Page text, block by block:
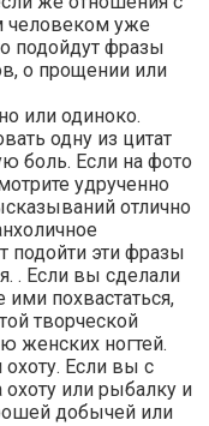
уже
подойдут фразы
о прощении или
или одиноко.
одну из цитат
боль. Если на фото
удрученно
отлично
подойти эти фразы
. Если вы сделали
ими похвастаться,
творческой
женских ногтей.
Если вы с
или рыбалку и
добычей или